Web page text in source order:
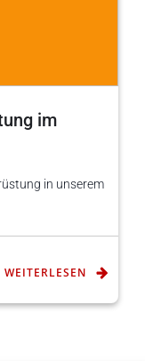
im
in unserem
WEITERLESEN